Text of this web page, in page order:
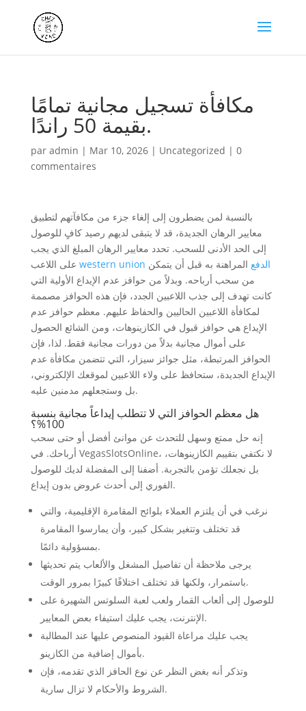
مكافأة تسجيل مجانية تمامًا
بقيمة 50 راندًا.
par admin | Mar 10, 2026| Uncategorized | 0
commentaires
بالنسبة لمن يضطرون إلى إلغاء جزء من مكافآتهم لتطبيق
معايير الرهان الجديدة، قد لا يتبقى لديهم رصيد كافٍ للوصول
إلى الحد الأدنى للسحب. تحدد معايير الرهان المبلغ الذي يجب
western union الدفع المراهنة به قبل أن يتمكن
من سحب أرباحه. وبدلاً من حوافز عدم الإيداع الأولية التي
كانت تهدف إلى جذب اللاعبين الجدد، فإن هذه الحوافز مصممة
لمكافأة اللاعبين الحاليين والحفاظ عليهم. معظم حوافز عدم
الإيداع هي حوافز قبول في الكازينوهات، ومن الشائع الحصول
على أموال مجانية بدلاً من دورات مجانية فقط. لذا، فإن
الحوافز المرتبطة، مثل جوائز سيزار، التي تتضمن مكافأة عدم
الإيداع الجديدة، ستحافظ على ولاء اللاعبين لموقعك الإلكتروني،
بل وستجعلهم مدمنين عليه.
هل معظم الحوافز التي لا تتطلب إيداعاً مجانية بنسبة
100%؟
إنه حل ممتع وسهل للتحدث عن موانئ أفضل أو حتى سحب
أرباحك. في VegasSlotsOnline، لا نكتفي بتقييم الكازينوهات،
بل نجعلك تؤمن بالتجربة. أضفنا إلى المفضلة لديك للوصول
الفوري إلى أحدث عروض بدون إيداع.
نرغب في أن يلتزم العملاء بلوائح المقامرة الإقليمية، والتي
قد تختلف وتتغير بشكل كبير، وأن يمارسوا المقامرة
بمسؤولية دائمًا.
يرجى ملاحظة أن تفاصيل المشغل والألعاب يتم تحديثها
باستمرار، ولكنها قد تختلف اختلافًا كبيرًا بمرور الوقت.
للوصول إلى ألعاب القمار ولعب لعبة السلوتس الشهيرة على
الإنترنت، يجب عليك استيفاء بعض المعايير.
يجب عليك مراعاة القيود المنصوص عليها عند المطالبة
بأموال إضافية من الكازينو.
وتذكر أنه بغض النظر عن نوع الحافز الذي تقدمه، فإن
الشروط والأحكام لا تزال سارية.